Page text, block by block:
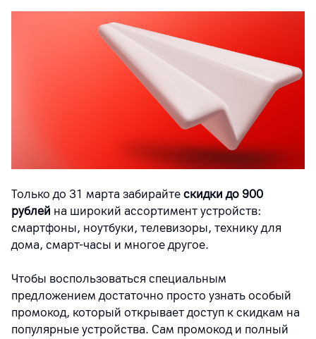
Только до 31 марта забирайте скидки до 900
рублей на широкий ассортимент устройств:
смартфоны, ноутбуки, телевизоры, технику для
дома, смарт-часы и многое другое.
Чтобы воспользоваться специальным
предложением достаточно просто узнать особый
промокод, который открывает доступ к скидкам на
популярные устройства. Сам промокод и полный